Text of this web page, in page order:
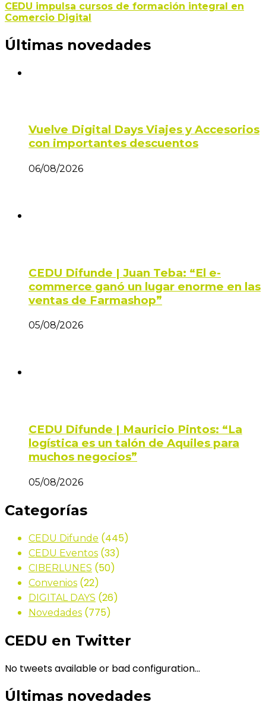
CEDU impulsa cursos de formación integral en
Comercio Digital
Últimas novedades
Vuelve Digital Days Viajes y Accesorios
con importantes descuentos
06/08/2026
CEDU Difunde | Juan Teba: “El e-
commerce ganó un lugar enorme en las
ventas de Farmashop”
05/08/2026
CEDU Difunde | Mauricio Pintos: “La
logística es un talón de Aquiles para
muchos negocios”
05/08/2026
Categorías
CEDU Difunde (445)
CEDU Eventos (33)
CIBERLUNES (50)
Convenios (22)
DIGITAL DAYS (26)
Novedades (775)
CEDU en Twitter
No tweets available or bad configuration...
Últimas novedades